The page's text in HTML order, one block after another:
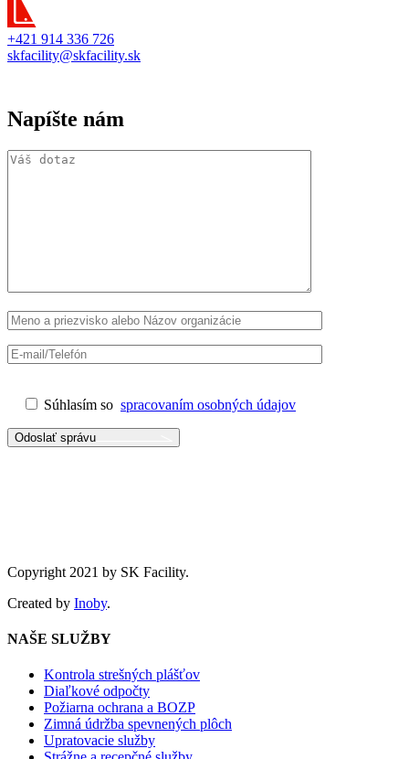
+421 914 336 726
skfacility@skfacility.sk
Napíšte nám
Súhlasím so spracovaním osobných údajov
Odoslať správu
Copyright 2021 by SK Facility.
Created by Inoby.
NAŠE SLUŽBY
Kontrola strešných plášťov
Diaľkové odpočty
Požiarna ochrana a BOZP
Zimná údržba spevnených plôch
Upratovacie služby